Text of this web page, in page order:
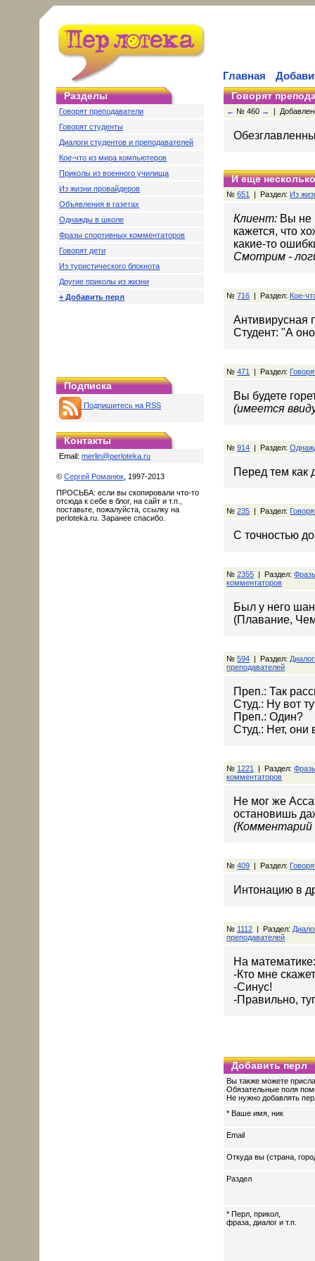
Главная
Разделы
Говорят преподаватели
Говорят студенты
Диалоги студентов и преподавателей
Кое-что из мира компьютеров
Приколы из военного училища
Из жизни провайдеров
Объявления в газетах
Однажды в школе
Фразы спортивных комментаторов
Говорят дети
Из туристического блокнота
Другие приколы из жизни
+ Добавить перл
Подписка
Подпишитесь на RSS
Контакты
Email:merlin@perloteka.ru
©Сергей Романюк , 1997-2013
ПРОСЬБА: если вы скопировали что-то
отсюда к себе в блог, на сайт и т.п.,
поставьте, пожалуйста, ссылку на
perloteka.ru. Заранее спасибо.
Говорят
← № 460 → |
И еще
№651 | Раздел: Из
Клиент: Вы не
кажется, что
какие-то
Смотрим -
№716 | Раздел: Кое-
Антивирусная
Студент: "А
№471 | Раздел:
Вы будете
(имеется
№914 | Раздел:
Перед тем как
№235 | Раздел:
С точностью
№2355 | Раздел:
комментаторов
Был у него
(Плавание,
№594 | Раздел:
преподавателей
Преп.: Так
Студ.: Ну вот
Преп.: Один?
Студ.: Нет, они
№ 1221 | Раздел:
комментаторов
Не мог же
остановишь
(Комментарий
№409 | Раздел:
Интонацию в
№ 1112 | Раздел:
преподавателей
На
-Кто мне
-Синус!
-Правильно,
Добавить перл
Вы также можете
Обязательные поля
Не нужно добавлять
* Ваше имя, ник
Email
Откуда вы (страна,
Раздел
* Перл, прикол,
фраза, диалог и т.п.